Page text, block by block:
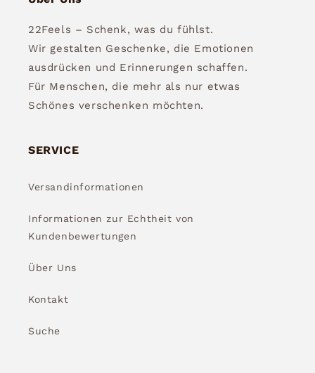
22Feels – Schenk, was du fühlst.
Wir gestalten Geschenke, die Emotionen
ausdrücken und Erinnerungen schaffen.
Für Menschen, die mehr als nur etwas
Schönes verschenken möchten.
SERVICE
Versandinformationen
Informationen zur Echtheit von
Kundenbewertungen
Über Uns
Kontakt
Suche